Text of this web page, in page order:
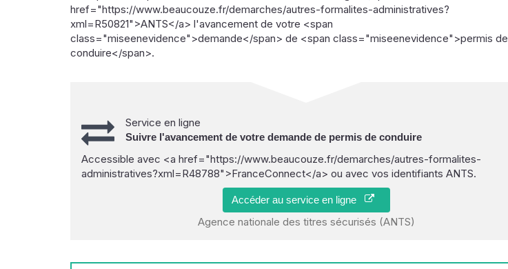
href="https://www.beaucouze.fr/demarches/autres-formalites-administratives?
xml=R50821">ANTS</a> l'avancement de votre <span
class="miseenevidence">demande</span> de <span class="miseenevidence">permis de
conduire</span>.
Service en ligne
Suivre l'avancement de votre demande de permis de conduire
Accessible avec <a href="https://www.beaucouze.fr/demarches/autres-formalites-
administratives?xml=R48788">FranceConnect</a> ou avec vos identifiants ANTS.
Accéder au service en ligne
Agence nationale des titres sécurisés (ANTS)